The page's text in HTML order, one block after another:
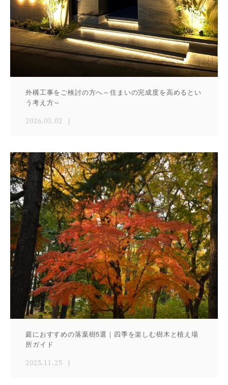
外構工事をご検討の方へ～住まいの完成度を高めるとい
う考え方～
2026.03.02
庭におすすめの落葉樹5選｜四季を楽しむ樹木と植え場
所ガイド
2025.11.25